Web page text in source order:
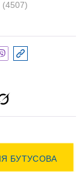
(4507)